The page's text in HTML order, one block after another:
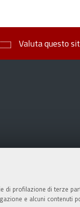
di profilazione di terze
e alcuni
Valuta questo